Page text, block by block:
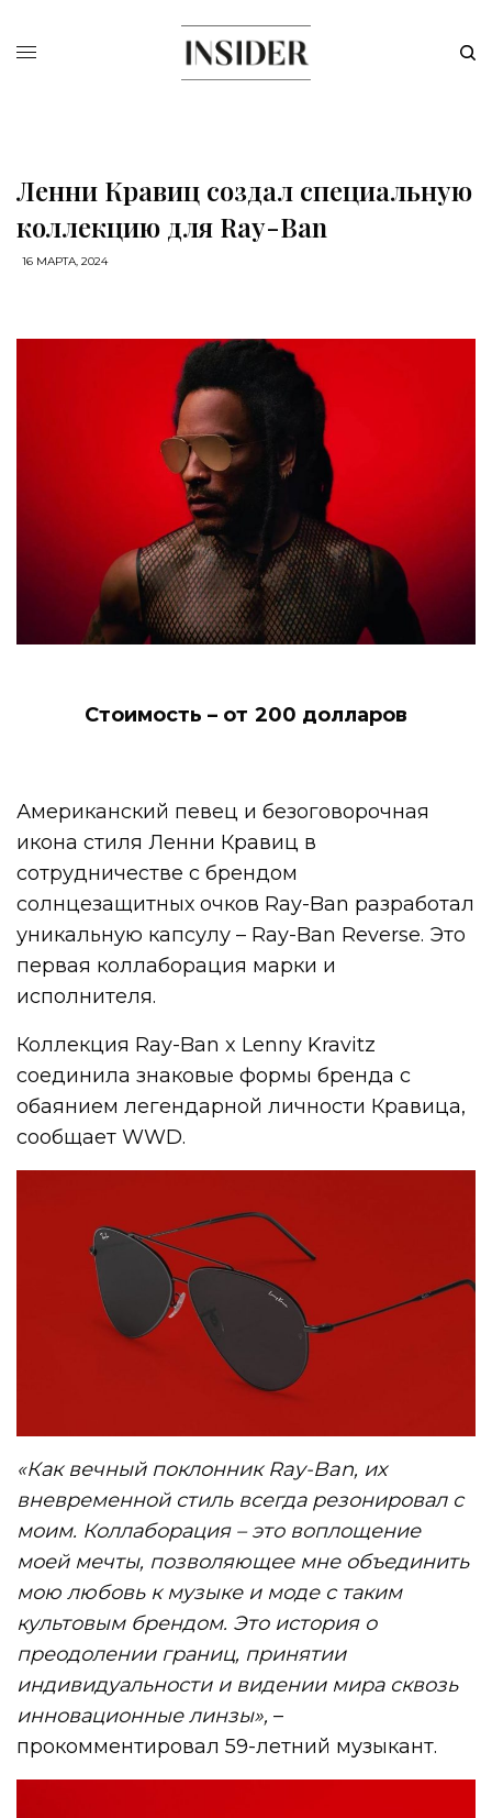
Ленни Кравиц создал специальную
коллекцию для Ray-Ban
16 МАРТА, 2024
Стоимость – от 200 долларов
Американский певец и безоговорочная
икона стиля Ленни Кравиц в
сотрудничестве с брендом
солнцезащитных очков Ray-Ban разработал
уникальную капсулу – Ray-Ban Reverse. Это
первая коллаборация марки и
исполнителя.
Коллекция Ray-Ban x Lenny Kravitz
соединила знаковые формы бренда с
обаянием легендарной личности Кравица,
сообщает WWD.
«Как вечный поклонник Ray-Ban, их
вневременной стиль всегда резонировал с
моим. Коллаборация – это воплощение
моей мечты, позволяющее мне объединить
мою любовь к музыке и моде с таким
культовым брендом. Это история о
преодолении границ, принятии
индивидуальности и видении мира сквозь
инновационные линзы», –
прокомментировал 59-летний музыкант.